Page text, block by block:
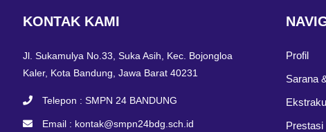
KONTAK KAMI
Jl. Sukamulya No.33, Suka Asih, Kec. Bojongloa
Kaler, Kota Bandung, Jawa Barat 40231
Telepon : SMPN 24 BANDUNG
Email : kontak@smpn24bdg.sch.id
Profil
Sarana
Prestasi